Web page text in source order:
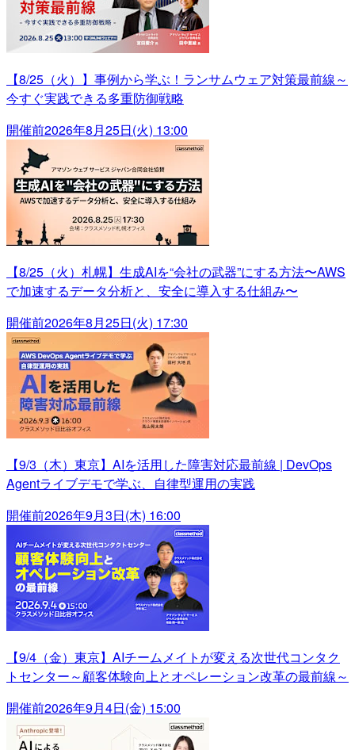
【8/25（火）】事例から学ぶ！ランサムウェア対策最前線～
今すぐ実践できる多重防御戦略
開催前2026年8月25日(火) 13:00
【8/25（火）札幌】生成AIを“会社の武器”にする方法〜AWS
で加速するデータ分析と、安全に導入する仕組み〜
開催前2026年8月25日(火) 17:30
【9/3（木）東京】AIを活用した障害対応最前線 | DevOps
Agentライブデモで学ぶ、自律型運用の実践
開催前2026年9月3日(木) 16:00
【9/4（金）東京】AIチームメイトが変える次世代コンタク
トセンター～顧客体験向上とオペレーション改革の最前線～
開催前2026年9月4日(金) 15:00